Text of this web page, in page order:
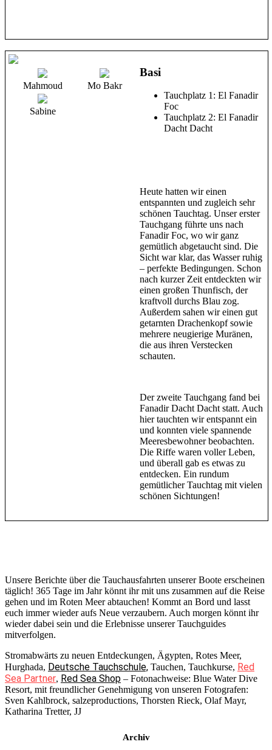
Mahmoud Mo Bakr
Sabine
Basi
Tauchplatz 1: El Fanadir
Foc
Tauchplatz 2: El Fanadir
Dacht Dacht
Heute hatten wir einen
entspannten und zugleich sehr
schönen Tauchtag. Unser erster
Tauchgang führte uns nach
Fanadir Foc, wo wir ganz
gemütlich abgetaucht sind. Die
Sicht war klar, das Wasser ruhig
– perfekte Bedingungen. Schon
nach kurzer Zeit entdeckten wir
einen großen Thunfisch, der
kraftvoll durchs Blau zog.
Außerdem sahen wir einen gut
getarnten Drachenkopf sowie
mehrere neugierige Muränen,
die aus ihren Verstecken
schauten.
Der zweite Tauchgang fand bei
Fanadir Dacht Dacht statt. Auch
hier tauchten wir entspannt ein
und konnten viele spannende
Meeresbewohner beobachten.
Die Riffe waren voller Leben,
und überall gab es etwas zu
entdecken. Ein rundum
gemütlicher Tauchtag mit vielen
schönen Sichtungen!
Unsere Berichte über die Tauchausfahrten unserer Boote erscheinen
täglich! 365 Tage im Jahr könnt ihr mit uns zusammen auf die Reise
gehen und im Roten Meer abtauchen! Kommt an Bord und lasst
euch immer wieder aufs Neue verzaubern. Auch morgen könnt ihr
wieder dabei sein und die Erlebnisse unserer Tauchguides
mitverfolgen.
Stromabwärts zu neuen Entdeckungen, Ägypten, Rotes Meer,
Hurghada, Deutsche Tauchschule, Tauchen, Tauchkurse, Red
Sea Partner, Red Sea Shop – Fotonachweise: Blue Water Dive
Resort, mit freundlicher Genehmigung von unseren Fotografen:
Sven Kahlbrock, salzeproductions, Thorsten Rieck, Olaf Mayr,
Katharina Tretter, JJ
Archiv